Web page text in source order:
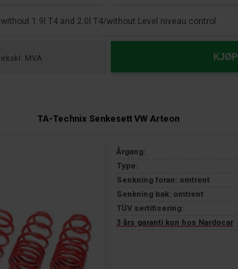
without 1.9l T4 and 2.0l T4/without Level niveau control
KJØP
TA-Technix Senkesett VW Arteon
Årgang:
Type:
Senkning foran: omtrent
Senkning bak: omtrent
TÜV sertifisering:
3 års garanti kun hos Nardocar